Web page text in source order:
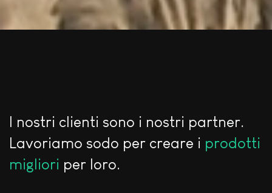
I nostri clienti sono i nostri partner.
Lavoriamo sodo per creare i prodotti
migliori per loro.